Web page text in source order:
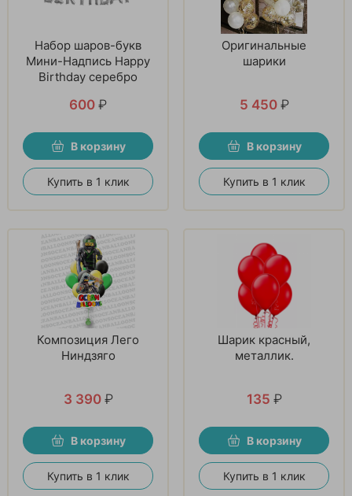
Набор шаров-букв
Мини-Надпись Happy
Birthday серебро
600 ₽
В корзину
Купить в 1 клик
Оригинальные
шарики
5 450 ₽
В корзину
Купить в 1 клик
Композиция Лего
Ниндзяго
3 390 ₽
В корзину
Купить в 1 клик
Шарик красный,
металлик.
135 ₽
В корзину
Купить в 1 клик